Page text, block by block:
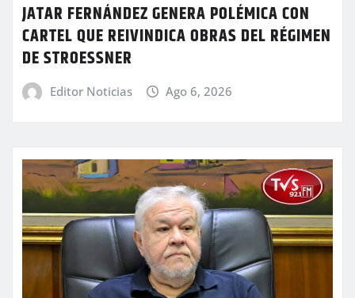
JATAR FERNÁNDEZ GENERA POLÉMICA CON
CARTEL QUE REIVINDICA OBRAS DEL RÉGIMEN
DE STROESSNER
Editor Noticias Ago 6, 2026